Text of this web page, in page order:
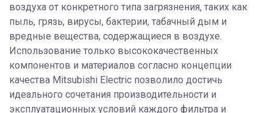
воздуха от конкретного типа загрязнения, таких как
пыль, грязь, вирусы, бактерии, табачный дым и
вредные вещества, содержащиеся в воздухе.
Использование только высококачественных
компонентов и материалов согласно концепции
качества Mitsubishi Electric позволило достичь
идеального сочетания производительности и
эксплуатационных условий каждого фильтра и